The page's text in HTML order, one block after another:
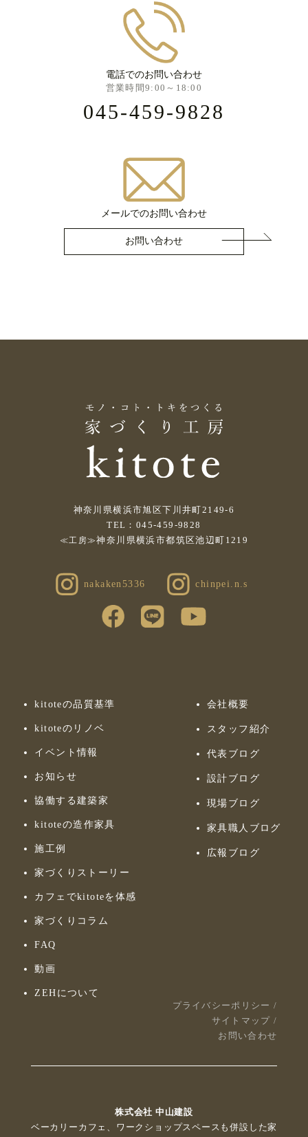
電話でのお問い合わせ
営業時間9:00～18:00
045-459-9828
メールでのお問い合わせ
お問い合わせ
神奈川県横浜市旭区下川井町2149-6
TEL：045-459-9828
≪工房≫神奈川県横浜市都筑区池辺町1219
nakaken5336 chinpei.n.s
kitoteの品質基準
kitoteのリノベ
イベント情報
お知らせ
協働する建築家
kitoteの造作家具
施工例
家づくりストーリー
カフェでkitoteを体感
家づくりコラム
FAQ
動画
ZEHについて
会社概要
スタッフ紹介
代表ブログ
設計ブログ
現場ブログ
家具職人ブログ
広報ブログ
プライバシーポリシー /
サイトマップ /
お問い合わせ
株式会社 中山建設
ベーカリーカフェ、ワークショップスペースも併設した家